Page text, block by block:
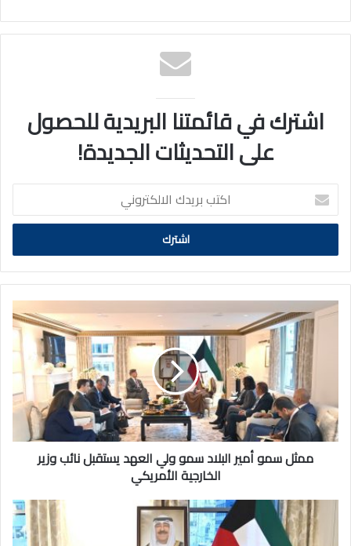
اشترك في قائمتنا البريدية للحصول
على التحديثات الجديدة!
اكتب
بريدك
الالكتروني
ممثل
العهد
يستقبل
نائب
ممثل سمو أمير البلاد سمو ولي العهد يستقبل نائب وزير
الخارجية الأمريكي
سمو